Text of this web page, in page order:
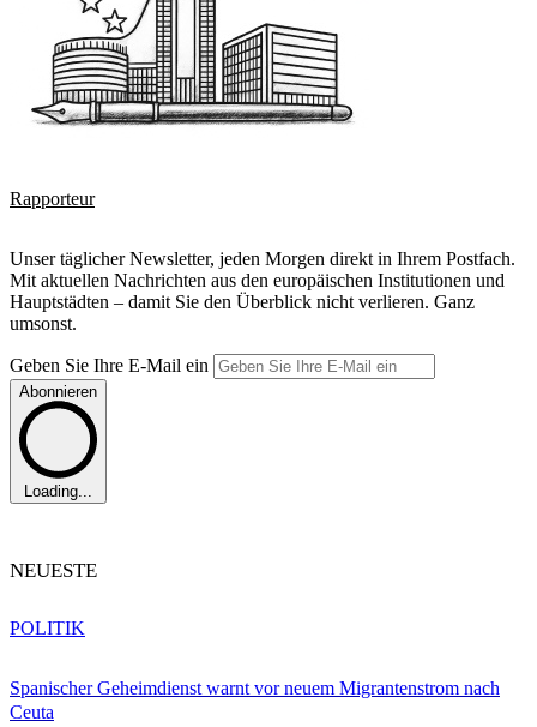
Rapporteur
Unser täglicher Newsletter, jeden Morgen direkt in Ihrem Postfach.
Mit aktuellen Nachrichten aus den europäischen Institutionen und
Hauptstädten – damit Sie den Überblick nicht verlieren. Ganz
umsonst.
Geben Sie Ihre E-Mail ein
Abonnieren
Loading...
NEUESTE
Spanischer Geheimdienst warnt vor neuem Migrantenstrom nach
Ceuta
POLITIK